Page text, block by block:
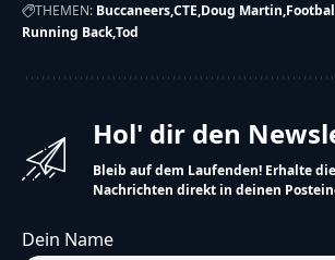
THEMEN: BuccaneersCTE Doug Martin
Running BackTod
Hol' dir den
Bleib auf dem Laufenden! Erhalte
Nachrichten direkt in deinen
Dein Name